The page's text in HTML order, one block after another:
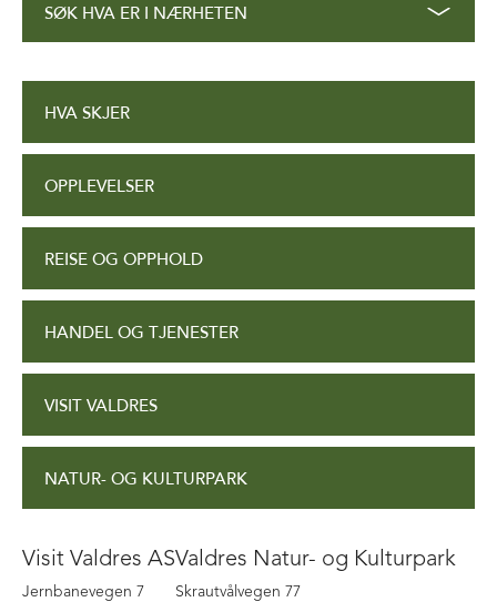
SØK HVA ER I NÆRHETEN
HVA SKJER
OPPLEVELSER
REISE OG OPPHOLD
HANDEL OG TJENESTER
VISIT VALDRES
NATUR- OG KULTURPARK
Visit Valdres AS
Jernbanevegen 7
Valdres Natur- og Kulturpark
Skrautvålvegen 77